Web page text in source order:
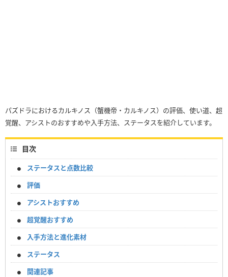
パズドラにおけるカルキノス（蟹機帝・カルキノス）の評価、使い道、超
覚醒、アシストのおすすめや入手方法、ステータスを紹介しています。
目次
ステータスと点数比較
評価
アシストおすすめ
超覚醒おすすめ
入手方法と進化素材
ステータス
関連記事